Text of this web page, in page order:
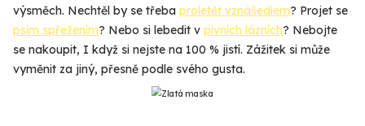
výsměch. Nechtěl by se třeba proletět vznášedlem? Projet se
psím spřežením? Nebo si lebedit v pivních lázních? Nebojte
se nakoupit, I když si nejste na 100 % jistí. Zážitek si může
vyměnit za jiný, přesně podle svého gusta.